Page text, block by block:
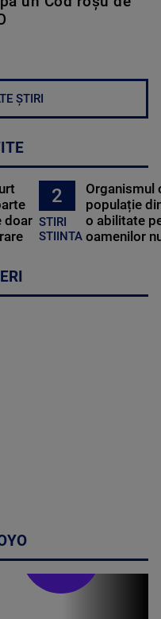
ȘTIRI
doar
2
STIRI
STIINTA
Organismul
populație
o abilitate
oamenilor